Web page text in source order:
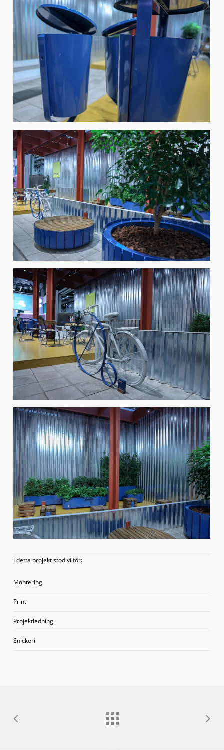
I detta projekt stod vi för:
Montering
Print
Projektledning
Snickeri